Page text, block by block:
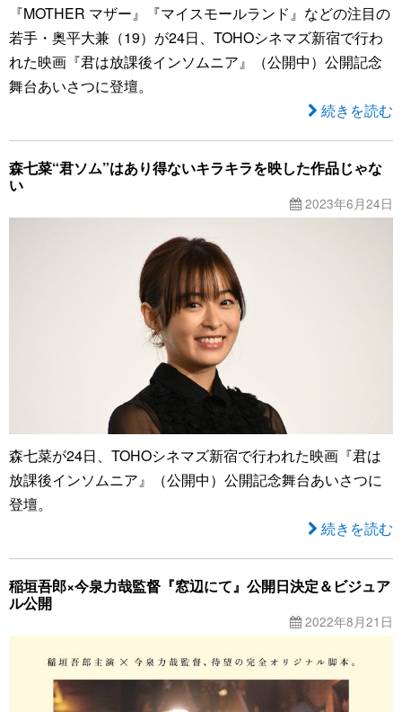
『MOTHER マザー』『マイスモールランド』などの注目の
若手・奥平大兼（19）が24日、TOHOシネマズ新宿で行わ
れた映画『君は放課後インソムニア』（公開中）公開記念
舞台あいさつに登壇。
続きを読む
森七菜“君ソム”はあり得ないキラキラを映した作品じゃな
い
2023年6月24日
森七菜が24日、TOHOシネマズ新宿で行われた映画『君は
放課後インソムニア』（公開中）公開記念舞台あいさつに
登壇。
続きを読む
稲垣吾郎×今泉力哉監督『窓辺にて』公開日決定＆ビジュア
ル公開
2022年8月21日